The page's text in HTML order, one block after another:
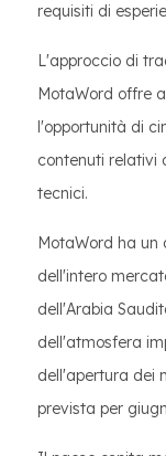
requisiti di
L'approccio di
MotaWord offre
l'opportunità di
contenuti relativi
tecnici.
MotaWord ha
dell'intero
dell'Arabia
dell'atmosfera
dell'apertura dei
prevista per